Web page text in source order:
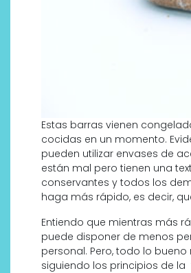
Estas barras vienen
cocidas en un momento.
pueden utilizar envases de
están mal pero tienen una
conservantes y todos los
haga más rápido, es decir,
Entiendo que mientras más
puede disponer de menos
personal. Pero, todo lo
siguiendo los principios de la